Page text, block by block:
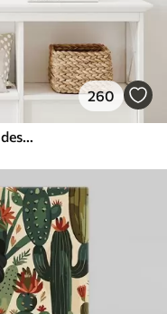
260
Imitation de peinture abstraite avec des cercles orange et gris, des feuilles et des branches, style moderne, effet aquarelle